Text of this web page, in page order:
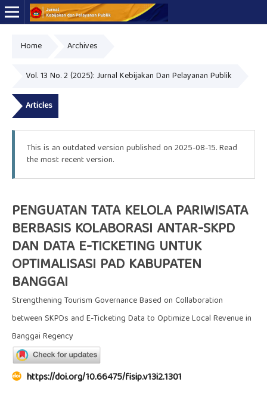
Home Archives
Vol. 13 No. 2 (2025): Jurnal Kebijakan Dan Pelayanan Publik
Articles
This is an outdated version published on 2025-08-15. Read
themost recent version.
PENGUATAN TATA KELOLA PARIWISATA
BERBASIS KOLABORASI ANTAR-SKPD
DAN DATA E-TICKETING UNTUK
OPTIMALISASI PAD KABUPATEN
BANGGAI
Strengthening Tourism Governance Based on Collaboration
between SKPDs and E-Ticketing Data to Optimize Local Revenue in
Banggai Regency
https://doi.org/10.66475/fisip.v13i2.1301